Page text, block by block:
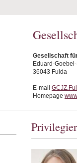
Gesellschaft
Eduard-
36043 Fulda
E-mail
Homepage